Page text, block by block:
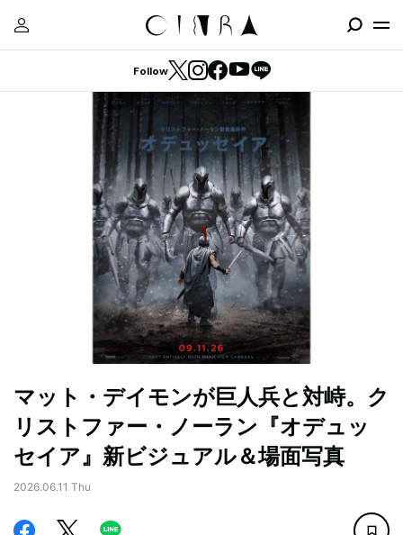
Follow
マット・デイモンが巨人兵と対峙。ク
リストファー・ノーラン『オデュッ
セイア』新ビジュアル＆場面写真
2026.06.11 Thu